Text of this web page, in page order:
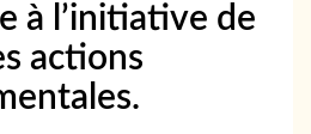
à l’initiative de
actions